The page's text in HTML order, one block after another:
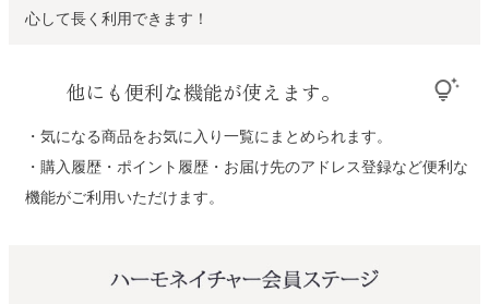
心して長く利用できます！
他にも便利な機能が使えます。 tips_and_updates
・気になる商品をお気に入り一覧にまとめられます。
・購入履歴・ポイント履歴・お届け先のアドレス登録など便利な
機能がご利用いただけます。